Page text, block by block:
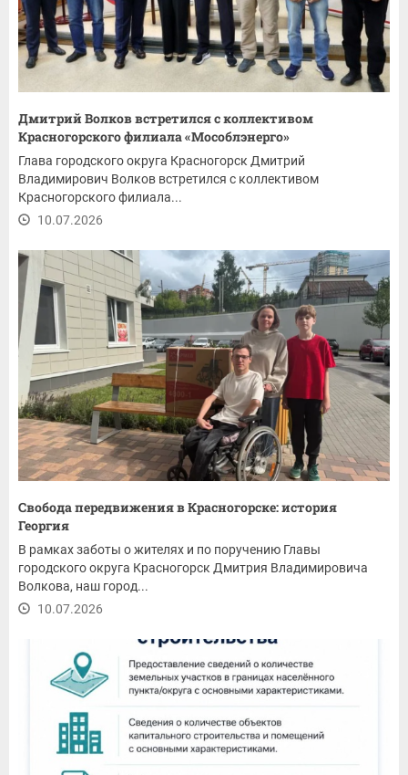
Дмитрий Волков встретился с коллективом
Красногорского филиала «Мособлэнерго»
Глава городского округа Красногорск Дмитрий
Владимирович Волков встретился с коллективом
Красногорского филиала...
10.07.2026
Свобода передвижения в Красногорске: история
Георгия
В рамках заботы о жителях и по поручению Главы
городского округа Красногорск Дмитрия Владимировича
Волкова, наш город...
10.07.2026